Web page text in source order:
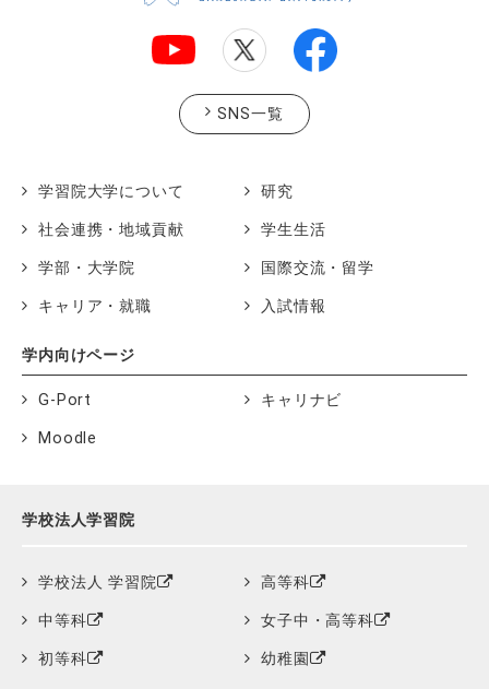
SNS一覧
学習院大学について 研究
社会連携・地域貢献 学生生活
学部・大学院 国際交流・留学
キャリア・就職 入試情報
学内向けページ
G-Port キャリナビ
Moodle
学校法人学習院
学校法人 学習院 高等科
中等科 女子中・高等科
初等科 幼稚園